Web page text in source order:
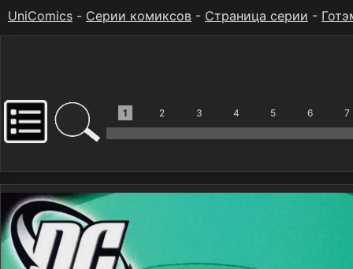
UniComics - Серии комиксов - Страница серии -
1 2 3 4 5 6 7